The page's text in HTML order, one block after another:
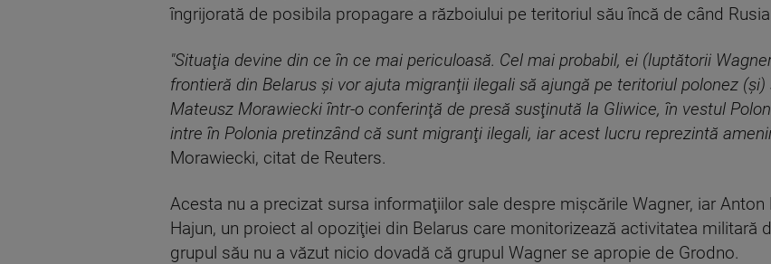
îngrijorată de posibila propagare a războiului pe teritoriul său încă de când
"Situaţia devine din ce în ce mai periculoasă. Cel mai probabil, ei (luptătorii
frontieră din Belarus şi vor ajuta migranţii ilegali să ajungă pe teritoriul polonez
Mateusz Morawiecki într-o conferinţă de presă susţinută la Gliwice, în vestul
intre în Polonia pretinzând că sunt migranţi ilegali, iar acest lucru reprezintă
Morawiecki, citat de Reuters.
Acesta nu a precizat sursa informaţiilor sale despre mişcările Wagner, iar
Hajun, un proiect al opoziţiei din Belarus care monitorizează activitatea militară
grupul său nu a văzut nicio dovadă că grupul Wagner se apropie de Grodno.